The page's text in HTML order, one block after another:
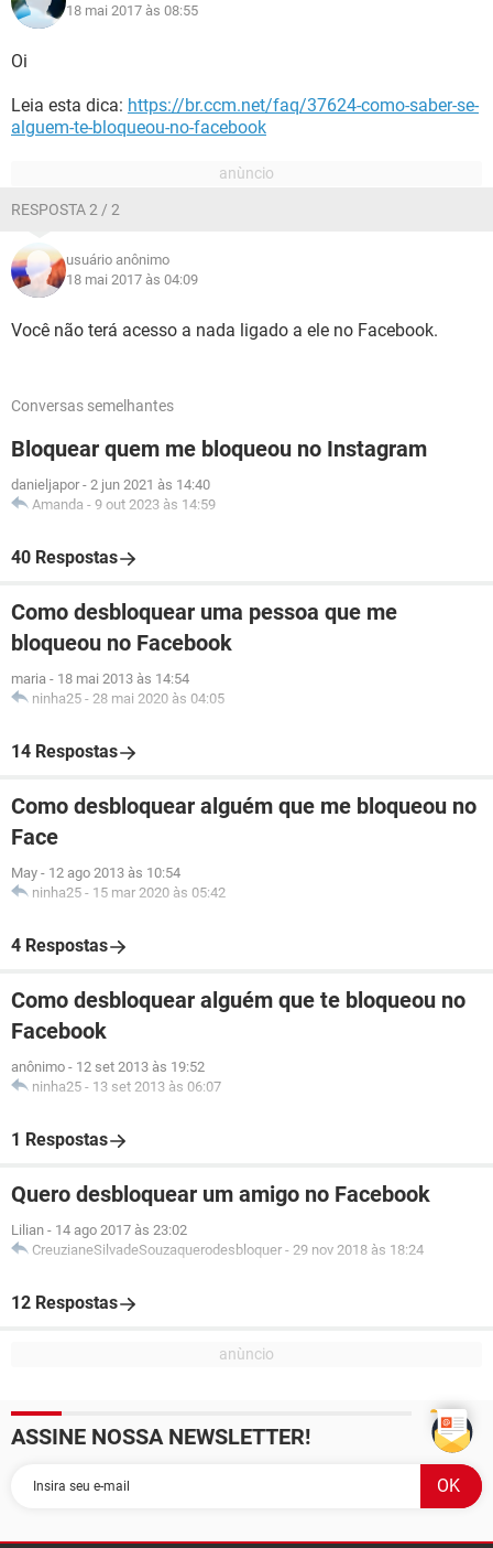
18 mai 2017 às 08:55
Oi
Leia esta dica: https://br.ccm.net/faq/37624-como-saber-se-
alguem-te-bloqueou-no-facebook
RESPOSTA 2 / 2
usuário anônimo
18 mai 2017 às 04:09
Você não terá acesso a nada ligado a ele no Facebook.
Conversas semelhantes
Bloquear quem me bloqueou no Instagram
danieljapor - 2 jun 2021 às 14:40
Amanda - 9 out 2023 às 14:59
40 Respostas
Como desbloquear uma pessoa que me
bloqueou no Facebook
maria - 18 mai 2013 às 14:54
ninha25 - 28 mai 2020 às 04:05
14 Respostas
Como desbloquear alguém que me bloqueou no
Face
May - 12 ago 2013 às 10:54
ninha25 - 15 mar 2020 às 05:42
4 Respostas
Como desbloquear alguém que te bloqueou no
Facebook
anônimo - 12 set 2013 às 19:52
ninha25 - 13 set 2013 às 06:07
1 Respostas
Quero desbloquear um amigo no Facebook
Lilian - 14 ago 2017 às 23:02
CreuzianeSilvadeSouzaquerodesbloquer - 29 nov 2018 às 18:24
12 Respostas
ASSINE NOSSA NEWSLETTER!